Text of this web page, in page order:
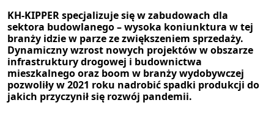
KH-KIPPER specjalizuje się w zabudowach dla
sektora budowlanego – wysoka koniunktura w tej
branży idzie w parze ze zwiększeniem sprzedaży.
Dynamiczny wzrost nowych projektów w obszarze
infrastruktury drogowej i budownictwa
mieszkalnego oraz boom w branży wydobywczej
pozwoliły w 2021 roku nadrobić spadki produkcji do
jakich przyczynił się rozwój pandemii.